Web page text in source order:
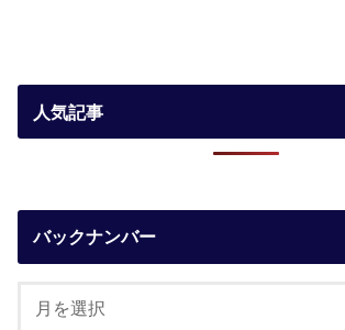
人気記事
バックナンバー